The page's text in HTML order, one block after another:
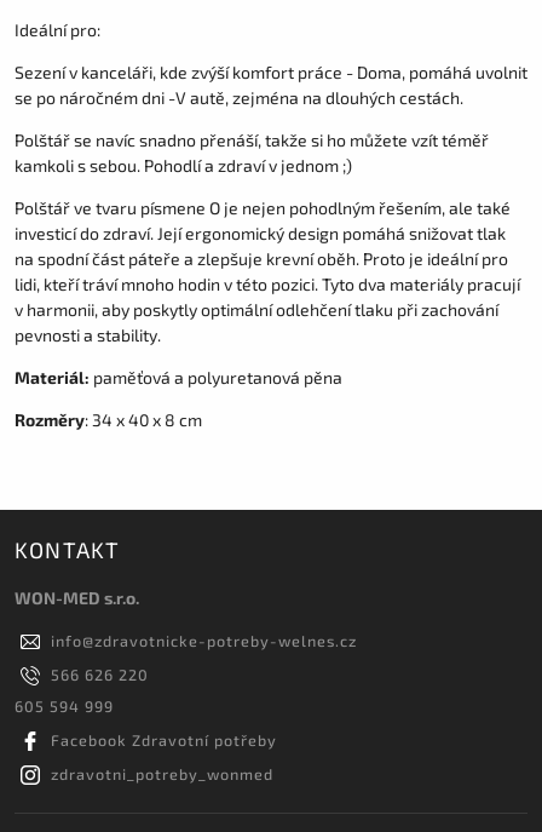
Ideální pro:
Sezení v kanceláři, kde zvýší komfort práce - Doma, pomáhá uvolnit
se po náročném dni -V autě, zejména na dlouhých cestách.
Polštář se navíc snadno přenáší, takže si ho můžete vzít téměř
kamkoli s sebou. Pohodlí a zdraví v jednom ;)
Polštář ve tvaru písmene O je nejen pohodlným řešením, ale také
investicí do zdraví. Její ergonomický design pomáhá snižovat tlak
na spodní část páteře a zlepšuje krevní oběh. Proto je ideální pro
lidi, kteří tráví mnoho hodin v této pozici. Tyto dva materiály pracují
v harmonii, aby poskytly optimální odlehčení tlaku při zachování
pevnosti a stability.
Materiál: paměťová a polyuretanová pěna
Rozměry: 34 x 40 x 8 cm
KONTAKT
WON-MED s.r.o.
info@zdravotnicke-potreby-welnes.cz
566 626 220
605 594 999
Facebook Zdravotní potřeby
zdravotni_potreby_wonmed